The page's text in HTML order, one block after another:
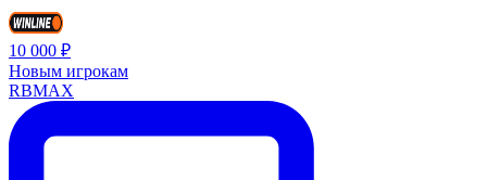
10 000 ₽
Новым игрокам
RBMAX